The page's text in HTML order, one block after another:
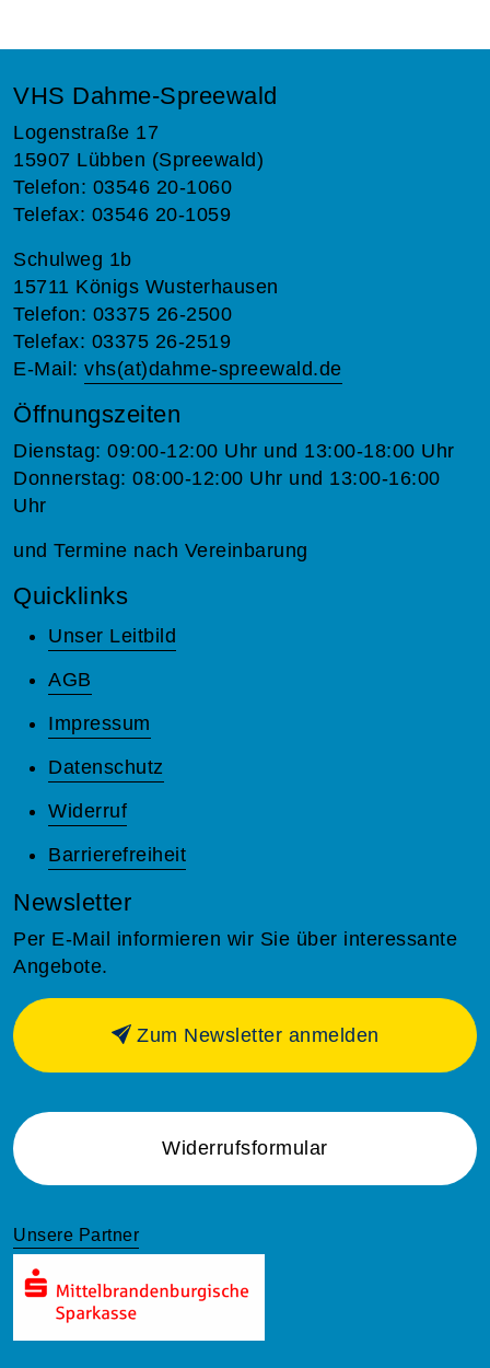
VHS Dahme-Spreewald
Logenstraße 17
15907 Lübben (Spreewald)
Telefon: 03546 20-1060
Telefax: 03546 20-1059
Schulweg 1b
15711 Königs Wusterhausen
Telefon: 03375 26-2500
Telefax: 03375 26-2519
E-Mail: vhs(at)dahme-spreewald.de
Öffnungszeiten
Dienstag: 09:00-12:00 Uhr und 13:00-18:00 Uhr
Donnerstag: 08:00-12:00 Uhr und 13:00-16:00
Uhr
und Termine nach Vereinbarung
Quicklinks
Unser Leitbild
AGB
Impressum
Datenschutz
Widerruf
Barrierefreiheit
Newsletter
Per E-Mail informieren wir Sie über interessante
Angebote.
Zum Newsletter anmelden
Widerrufsformular
Unsere Partner